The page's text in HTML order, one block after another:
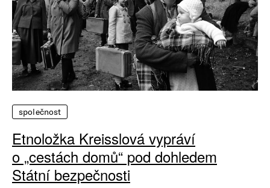
společnost
Etnoložka Kreisslová vypráví
o „cestách domů“ pod dohledem
Státní bezpečnosti